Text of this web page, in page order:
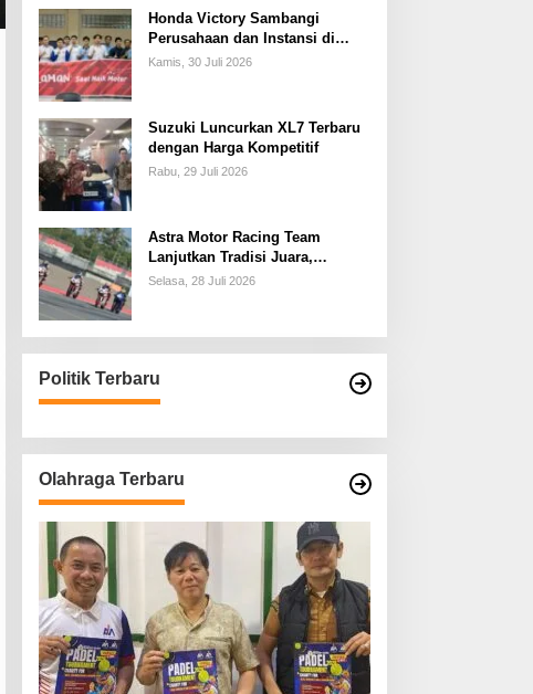
Honda Victory Sambangi
Perusahaan dan Instansi di
Sumsel
Kamis, 30 Juli 2026
Suzuki Luncurkan XL7 Terbaru
dengan Harga Kompetitif
Rabu, 29 Juli 2026
Astra Motor Racing Team
Lanjutkan Tradisi Juara,
Kumpulkan 7 Podium di
Selasa, 28 Juli 2026
Politik Terbaru
Olahraga Terbaru